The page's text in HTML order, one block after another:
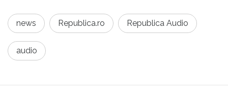
news Republica.ro Republica Audio
audio